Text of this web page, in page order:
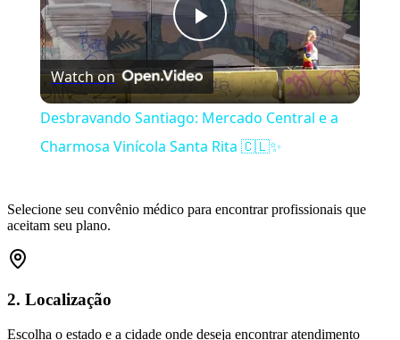
Play
Video
Watch on
Desbravando Santiago: Mercado Central e a
Charmosa Vinícola Santa Rita 🇨🇱✨
Selecione seu convênio médico para encontrar profissionais que
aceitam seu plano.
2. Localização
Escolha o estado e a cidade onde deseja encontrar atendimento